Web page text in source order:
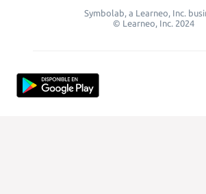
Symbolab, a Learneo, Inc.
© Learneo, Inc. 2024